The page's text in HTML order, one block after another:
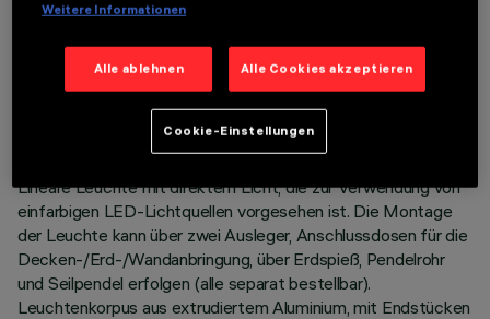
TECHNISCHE DATEN
LETZTES UPDATE: 06.08.2026
Lineare Leuchte mit direktem Licht, die zur Verwendung von
einfarbigen LED-Lichtquellen vorgesehen ist. Die Montage
der Leuchte kann über zwei Ausleger, Anschlussdosen für die
Decken-/Erd-/Wandanbringung, über Erdspieß, Pendelrohr
und Seilpendel erfolgen (alle separat bestellbar).
Leuchtenkorpus aus extrudiertem Aluminium, mit Endstücken
Weitere Informationen
Alle ablehnen Alle Cookies akzeptieren
Cookie-Einstellungen